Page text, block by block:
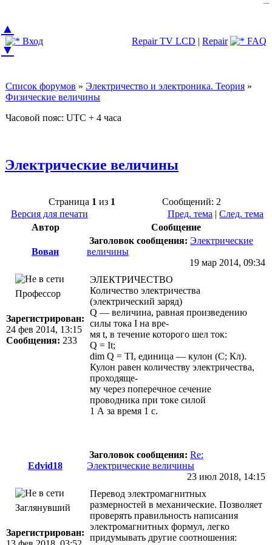
Вход Repair TV LCD | Repair FAQ
Список форумов » Электричество и электроника. Теория »
Физические величины
Часовой пояс: UTC + 4 часа
Электрические величины
Страница 1 из 1
Сообщений: 2
Версия для печати
Пред. тема | След. тема
Автор
Сообщение
Вован
Заголовок сообщения: Электрические
величины
19 мар 2014, 09:34
Профессор
Зарегистрирован:
24 фев 2014, 13:15
Сообщения: 233
ЭЛЕКТРИЧЕСТВО
Количество электричества
(электрический заряд)
Q — величина, равная произведению
силы тока I на вре-
мя t, в течение которого шел ток:
Q = It;
dim Q = TI, единица — кулон (С; Кл).
Кулон равен количеству электричества,
проходяще-
му через поперечное сечение
проводника при токе силой
1 А за время 1 с.
Edvid18
Заголовок сообщения: Re:
Электрические величины
23 июл 2018, 14:15
Заглянувший
Зарегистрирован:
Перевод электромагнитных
размерностей в механические. Позволяет
проверять правильность написания
электромагнитных формул, легко
придумывать другие соотношения:
—
▲
▼